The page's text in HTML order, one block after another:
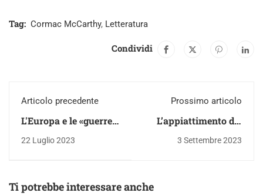
Tag: Cormac McCarthy, Letteratura
Condividi
Articolo precedente
L'Europa e le «guerre
sull'ambiente
22 Luglio 2023
Prossimo articolo
L’appiattimento del
perché mi interessa
3 Settembre 2023
Ti potrebbe interessare anche